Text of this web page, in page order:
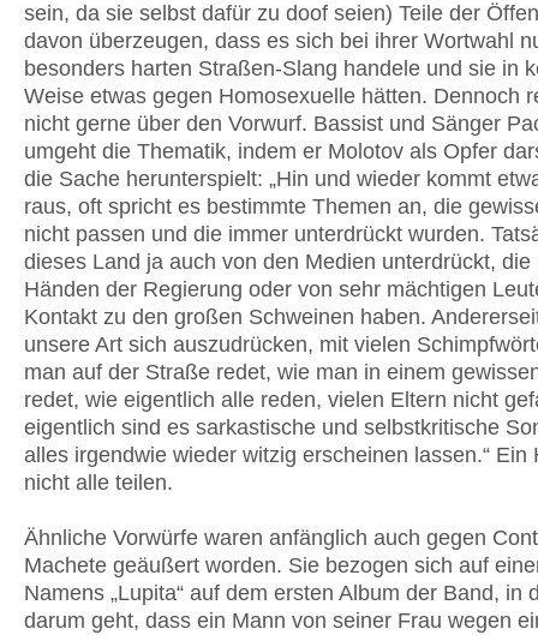
sein, da sie selbst dafür zu doof seien) Teile der
davon überzeugen, dass es sich bei ihrer Wortwahl
besonders harten Straßen-Slang handele und sie in
Weise etwas gegen Homosexuelle hätten. Dennoch
nicht gerne über den Vorwurf. Bassist und Sänger
umgeht die Thematik, indem er Molotov als Opfer
die Sache herunterspielt: „Hin und wieder kommt
raus, oft spricht es bestimmte Themen an, die
nicht passen und die immer unterdrückt wurden.
dieses Land ja auch von den Medien unterdrückt, die
Händen der Regierung oder von sehr mächtigen
Kontakt zu den großen Schweinen haben.
unsere Art sich auszudrücken, mit vielen
man auf der Straße redet, wie man in einem
redet, wie eigentlich alle reden, vielen Eltern nicht
eigentlich sind es sarkastische und selbstkritische
alles irgendwie wieder witzig erscheinen lassen.“ Ein
nicht alle teilen.
Ähnliche Vorwürfe waren anfänglich auch gegen
Machete geäußert worden. Sie bezogen sich auf
Namens „Lupita“ auf dem ersten Album der Band, in
darum geht, dass ein Mann von seiner Frau wegen